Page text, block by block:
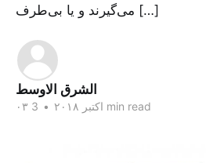
می‌گیرند و یا بی‌طرف […]
الشرق الاوسط
۰۳ اکتبر ۲۰۱۸ • 3 min read